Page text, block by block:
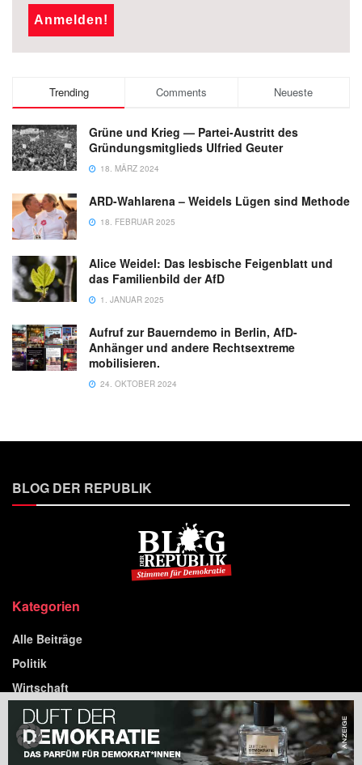
Trending Comments Neueste
Grüne und Krieg — Partei-Austritt des
Gründungsmitglieds Ulfried Geuter
18. MÄRZ 2024
ARD-Wahlarena – Weidels Lügen sind Methode
18. FEBRUAR 2025
Alice Weidel: Das lesbische Feigenblatt und
das Familienbild der AfD
1. JANUAR 2025
Aufruf zur Bauerndemo in Berlin, AfD-
Anhänger und andere Rechtsextreme
mobilisieren.
24. OKTOBER 2024
BLOG DER REPUBLIK
Kategorien
Alle Beiträge
Politik
Wirtschaft
Gesellschaft & Medien
Kultur
Standpunkte